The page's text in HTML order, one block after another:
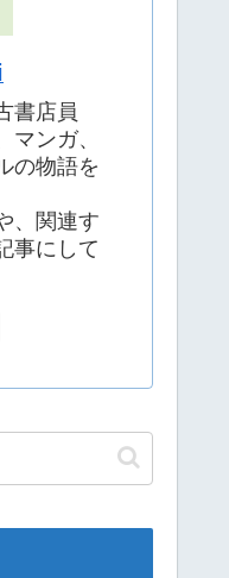
書店員
マンガ、
の物語を
、関連す
事にして